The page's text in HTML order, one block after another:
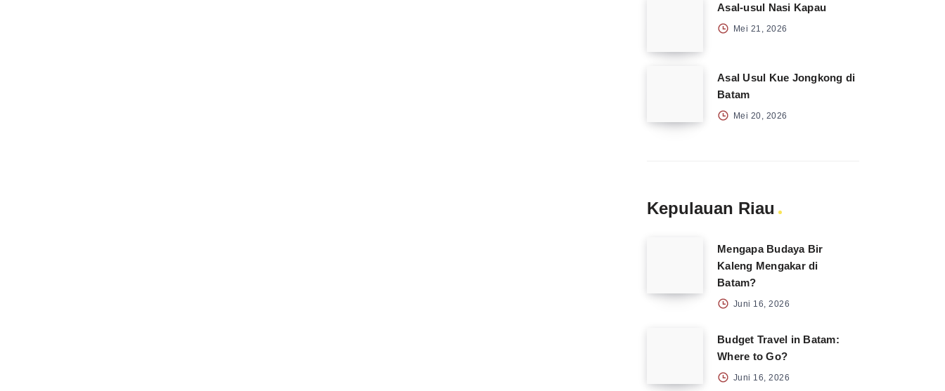
Asal-usul Nasi Kapau
Mei 21, 2026
Asal Usul Kue Jongkong di
Batam
Mei 20, 2026
Kepulauan Riau
Mengapa Budaya Bir
Kaleng Mengakar di
Batam?
Juni 16, 2026
Budget Travel in Batam:
Where to Go?
Juni 16, 2026